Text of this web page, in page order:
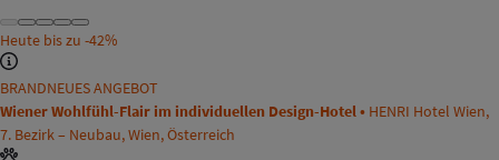
Heute bis zu -42%
BRANDNEUES ANGEBOT
Wiener Wohlfühl-Flair im individuellen Design-Hotel • HENRI Hotel Wien,
7. Bezirk – Neubau, Wien, Österreich